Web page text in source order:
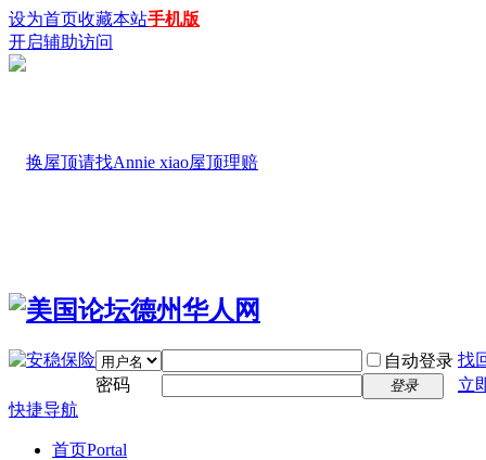
设为首页收藏本站手机版
开启辅助访问
自动登录 找
密码
登录
立
快捷导航
首页Portal